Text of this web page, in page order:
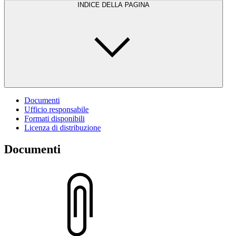
INDICE DELLA PAGINA
Documenti
Ufficio responsabile
Formati disponibili
Licenza di distribuzione
Documenti